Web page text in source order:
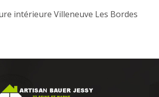
intérieure Villeneuve Les Bordes